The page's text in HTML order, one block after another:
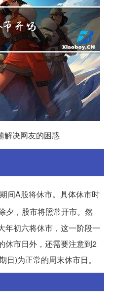
解决网友的困惑
间A股将休市。具体休市时
夕，股市将照常开市。然
年初六将休市，这一阶段一
休市日外，还需要注意到2
日)为正常的周末休市日。